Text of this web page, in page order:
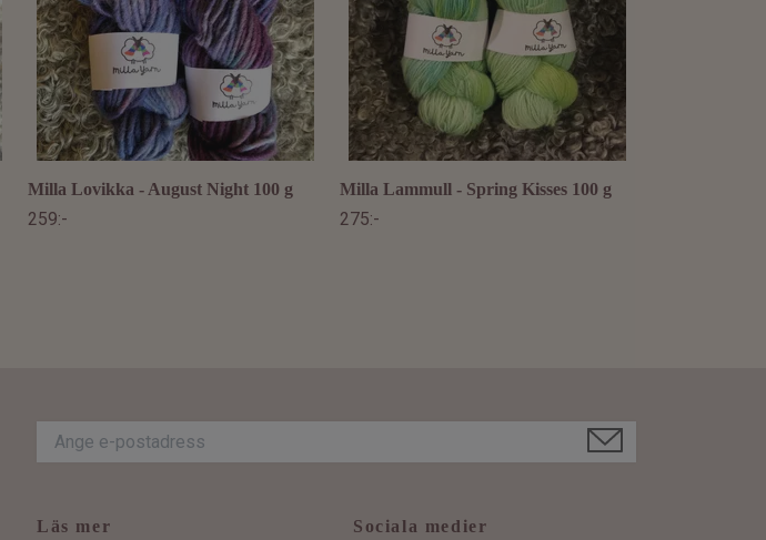
Milla Lovikka - August Night 100 g
259:-
Milla Lammull - Spring Kisses 100 g
275:-
Läs mer Sociala medier